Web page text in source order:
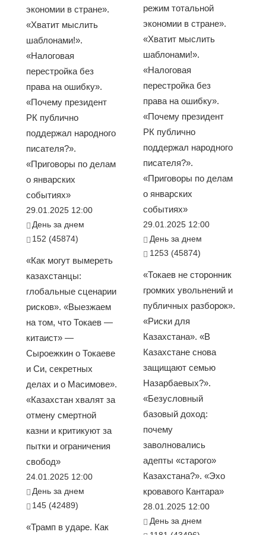
экономии в стране».
«Хватит мыслить
шаблонами!».
«Налоговая
перестройка без
права на ошибку».
«Почему президент
РК публично
поддержал народного
писателя?».
«Приговоры по делам
о январских
событиях»
29.01.2025 12:00
День за днем
152 (45874)
«Как могут вымереть
казахстанцы:
глобальные сценарии
рисков». «Выезжаем
на том, что Токаев —
китаист» —
Сыроежкин о Токаеве
и Си, секретных
делах и о Масимове».
«Казахстан хвалят за
отмену смертной
казни и критикуют за
пытки и ограничения
свобод»
24.01.2025 12:00
День за днем
145 (42489)
«Трамп в ударе. Как
режим тотальной
экономии в стране».
«Хватит мыслить
шаблонами!».
«Налоговая
перестройка без
права на ошибку».
«Почему президент
РК публично
поддержал народного
писателя?».
«Приговоры по делам
о январских
событиях»
29.01.2025 12:00
День за днем
1253 (45874)
«Токаев не сторонник
громких увольнений и
публичных разборок».
«Риски для
Казахстана». «В
Казахстане снова
защищают семью
Назарбаевых?».
«Безусловный
базовый доход:
почему
заволновались
адепты «старого»
Казахстана?». «Эхо
кровавого Кантара»
28.01.2025 12:00
День за днем